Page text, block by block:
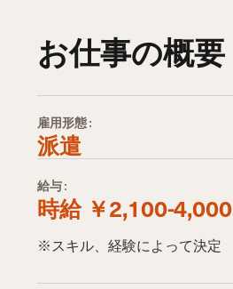
お仕事の概要
雇用形態:
派遣
給与:
時給 ￥2,100-4,000
※スキル、経験によって決定